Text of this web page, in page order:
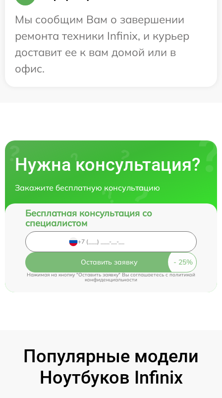
Мы сообщим Вам о завершении
ремонта техники Infinix, и курьер
доставит ее к вам домой или в
офис.
Нужна консультация?
Закажите бесплатную консультацию
Бесплатная консультация со
специалистом
Оставить заявку
Нажимая на кнопку "Оставить заявку" Вы соглашаетесь cполитикой
конфиденциальности
Популярные модели
Ноутбуков Infinix